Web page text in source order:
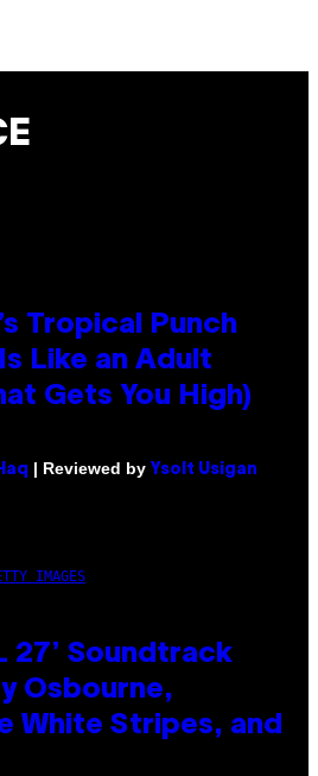
Tropical Punch
Like an Adult
Gets You High)
| Reviewed by Ysolt Usigan
IMAGES
27’ Soundtrack
Osbourne,
White Stripes, and